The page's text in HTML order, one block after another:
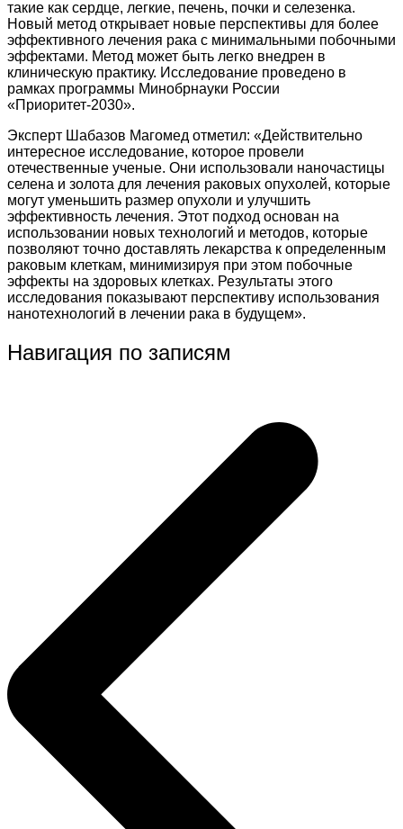
такие как сердце, легкие, печень, почки и селезенка.
Новый метод открывает новые перспективы для более
эффективного лечения рака с минимальными побочными
эффектами. Метод может быть легко внедрен в
клиническую практику. Исследование проведено в
рамках программы Минобрнауки России
«Приоритет-2030».
Эксперт Шабазов Магомед отметил: «Действительно
интересное исследование, которое провели
отечественные ученые. Они использовали наночастицы
селена и золота для лечения раковых опухолей, которые
могут уменьшить размер опухоли и улучшить
эффективность лечения. Этот подход основан на
использовании новых технологий и методов, которые
позволяют точно доставлять лекарства к определенным
раковым клеткам, минимизируя при этом побочные
эффекты на здоровых клетках. Результаты этого
исследования показывают перспективу использования
нанотехнологий в лечении рака в будущем».
Навигация по записям